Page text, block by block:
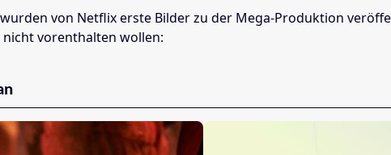
von Netflix erste Bilder zu der Mega-Produktion
vorenthalten wollen: